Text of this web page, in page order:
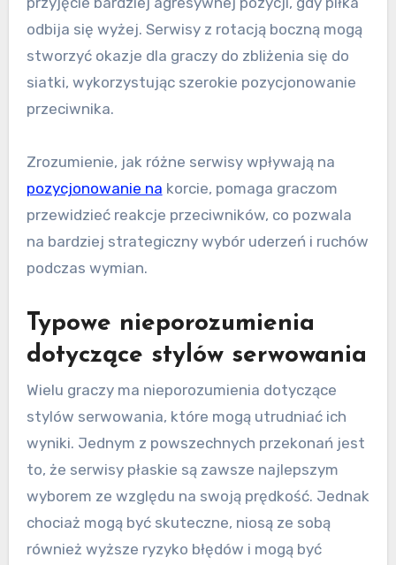
odbija się wyżej. Serwisy z rotacją boczną mogą
stworzyć okazje dla graczy do zbliżenia się do
siatki, wykorzystując szerokie pozycjonowanie
przeciwnika.
Zrozumienie, jak różne serwisy wpływają na
pozycjonowanie na korcie, pomaga graczom
przewidzieć reakcje przeciwników, co pozwala
na bardziej strategiczny wybór uderzeń i ruchów
podczas wymian.
Typowe nieporozumienia
dotyczące stylów serwowania
Wielu graczy ma nieporozumienia dotyczące
stylów serwowania, które mogą utrudniać ich
wyniki. Jednym z powszechnych przekonań jest
to, że serwisy płaskie są zawsze najlepszym
wyborem ze względu na swoją prędkość. Jednak
chociaż mogą być skuteczne, niosą ze sobą
również wyższe ryzyko błędów i mogą być